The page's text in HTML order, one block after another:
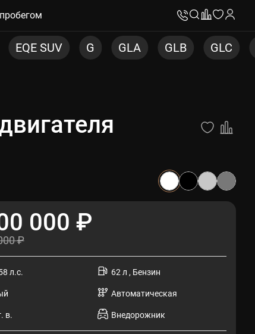
GLA GLB GLC GLC COUPE
000 ₽
₽
л.с. 62 л , Бензин
Автоматическая
в. Внедорожник